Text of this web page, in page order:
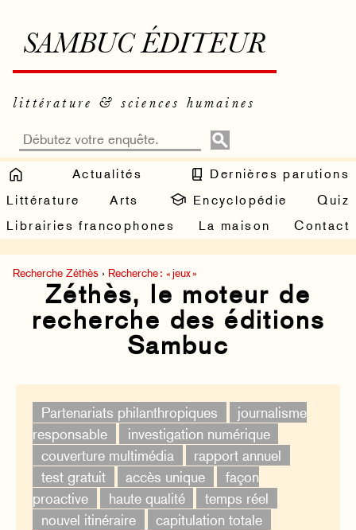
SAMBUC ÉDITEUR
littérature & sciences humaines
Actualités
Dernières parutions
Littérature
Arts Encyclopédie
Quiz
Librairies francophones
La maison Contact
Recherche Zéthès › Recherche : « jeux »
Zéthès, le moteur de
recherche des éditions
Sambuc
Partenariats philanthropiques
journalisme
responsable
investigation numérique
couverture multimédia
rapport annuel
test gratuit
accès unique
façon
proactive
haute qualité
temps réel
nouvel itinéraire
capitulation totale